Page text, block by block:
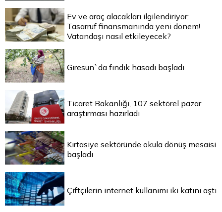
Ev ve araç alacakları ilgilendiriyor:
Tasarruf finansmanında yeni dönem!
Vatandaşı nasıl etkileyecek?
Giresun`da fındık hasadı başladı
Ticaret Bakanlığı, 107 sektörel pazar
araştırması hazırladı
Kırtasiye sektöründe okula dönüş mesaisi
başladı
Çiftçilerin internet kullanımı iki katını aştı